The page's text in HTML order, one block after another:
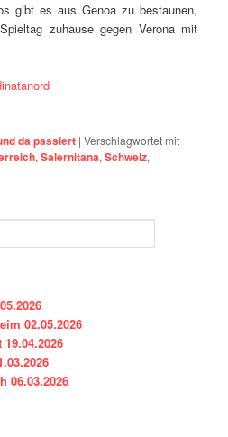
gibt es aus Genoa zu bestaunen,
zuhause gegen Verona mit
da passiert |Verschlagwortet mit
,Salernitana,Schweiz,
02.05.2026
06.03.2026